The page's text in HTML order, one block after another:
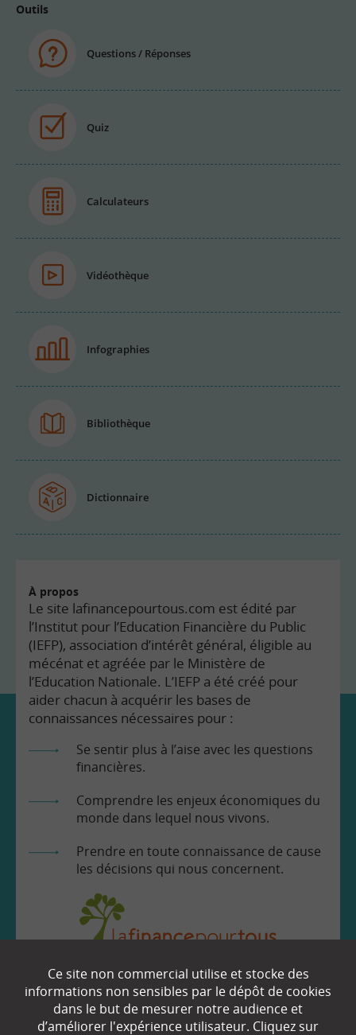
Outils
Questions / Réponses
Quiz
Calculateurs
Vidéothèque
Infographies
Bibliothèque
Dictionnaire
À propos
Le site lafinancepourtous.com est édité par
l’Institut pour l’Education Financière du Public
(IEFP), association d’intérêt général, éligible au
mécénat et agréée par le Ministère de
l’Education Nationale. L’IEFP a été créé pour
aider chacun à acquérir les bases de
connaissances nécessaires pour :
Se sentir plus à l’aise avec les questions
financières.
Comprendre les enjeux économiques du
monde dans lequel nous vivons.
Prendre en toute connaissance de cause
les décisions qui nous concernent.
EN SAVOIR
Ce site non commercial utilise et stocke des
informations non sensibles par le dépôt de cookies
dans le but de mesurer notre audience et
d’améliorer l'expérience utilisateur. Cliquez sur